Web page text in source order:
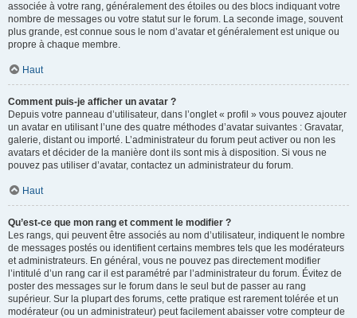
associée à votre rang, généralement des étoiles ou des blocs indiquant votre
nombre de messages ou votre statut sur le forum. La seconde image, souvent
plus grande, est connue sous le nom d’avatar et généralement est unique ou
propre à chaque membre.
Haut
Comment puis-je afficher un avatar ?
Depuis votre panneau d’utilisateur, dans l’onglet « profil » vous pouvez ajouter
un avatar en utilisant l’une des quatre méthodes d’avatar suivantes : Gravatar,
galerie, distant ou importé. L’administrateur du forum peut activer ou non les
avatars et décider de la manière dont ils sont mis à disposition. Si vous ne
pouvez pas utiliser d’avatar, contactez un administrateur du forum.
Haut
Qu’est-ce que mon rang et comment le modifier ?
Les rangs, qui peuvent être associés au nom d’utilisateur, indiquent le nombre
de messages postés ou identifient certains membres tels que les modérateurs
et administrateurs. En général, vous ne pouvez pas directement modifier
l’intitulé d’un rang car il est paramétré par l’administrateur du forum. Évitez de
poster des messages sur le forum dans le seul but de passer au rang
supérieur. Sur la plupart des forums, cette pratique est rarement tolérée et un
modérateur (ou un administrateur) peut facilement abaisser votre compteur de